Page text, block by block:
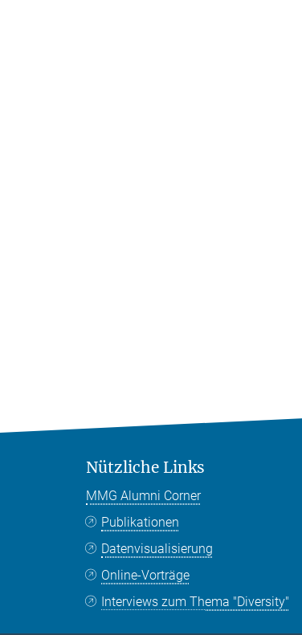
Nützliche Links
MMG Alumni Corner
Publikationen
Datenvisualisierung
Online-Vorträge
Interviews zum Thema "Diversity"